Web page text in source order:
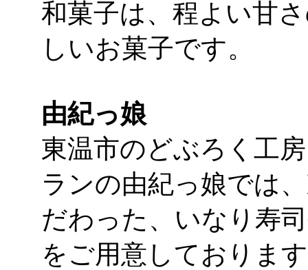
和菓子は、程よい甘
しいお菓子です。
由紀っ娘
東温市のどぶろく工
ランの由紀っ娘では
だわった、いなり寿
をご用意しておりま